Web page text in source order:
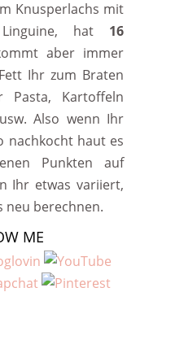
Knusperlachs mit
hat 16
aber immer
Ihr zum Braten
Pasta, Kartoffeln
Also wenn Ihr
nachkocht haut es
Punkten auf
Ihr etwas variiert,
neu berechnen.
ME